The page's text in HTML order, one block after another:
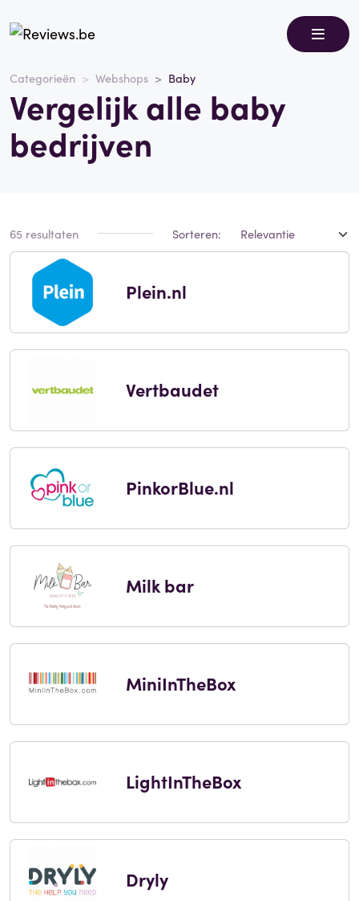
Categorieën Webshops Baby
Vergelijk alle baby
bedrijven
65 resultaten Sorteren:
Plein.nl
Vertbaudet
PinkorBlue.nl
Milk bar
MiniInTheBox
LightInTheBox
Dryly